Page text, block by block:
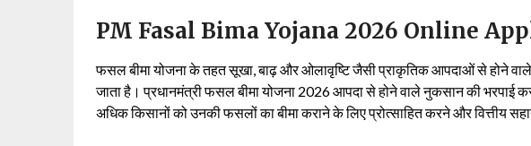
PM Fasal Bima Yojana 2026 Online
फसल बीमा योजना के तहत सूखा, बाढ़ और ओलावृष्टि जैसी प्राकृतिक आपदाओं से होने
जाता है। प्रधानमंत्री फसल बीमा योजना 2026 आपदा से होने वाले नुकसान की
अधिक किसानों को उनकी फसलों का बीमा कराने के लिए प्रोत्साहित करने और वित्तीय